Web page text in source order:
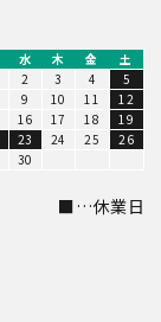
水 木 金
土
2 3 4
5
9 10 11
12
16 17 18
19
23 24 25
26
30